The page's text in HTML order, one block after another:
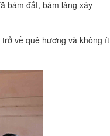
bám đất, bám làng xây
về quê hương và không ít